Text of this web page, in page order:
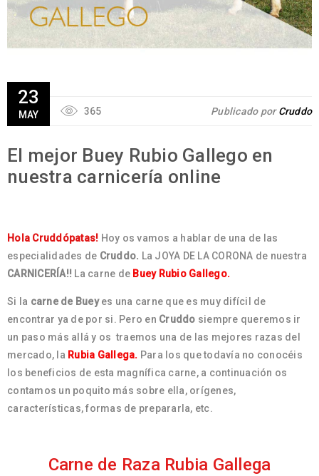
23
MAY 365 Publicado porCruddo
El mejor Buey Rubio Gallego en
nuestra carnicería online
Hola Cruddópatas! Hoy os vamos a hablar de una de las
especialidades de Cruddo. La JOYA DE LA CORONA de nuestra
CARNICERÍA!! La carne de Buey Rubio Gallego.
Si la carne de Bueyes una carne que es muy difícil de
encontrar ya de por si. Pero en Cruddo siempre queremos ir
un paso más allá y os traemos una de las mejores razas del
mercado, la Rubia Gallega. Para los que todavía no conocéis
los beneficios de esta magnífica carne, a continuación os
contamos un poquito más sobre ella, orígenes,
características, formas de prepararla, etc.
Carne de Raza Rubia Gallega